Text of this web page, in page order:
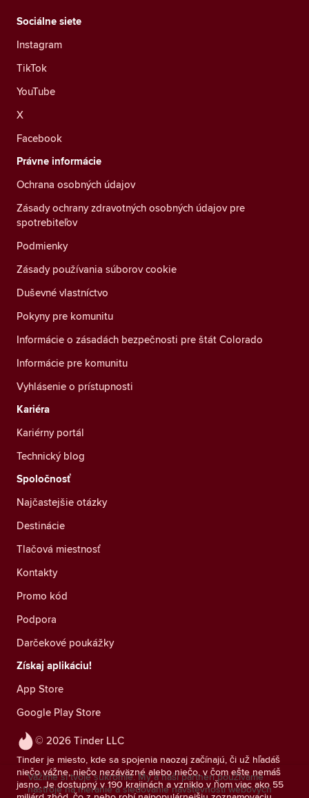
© 2026 Tinder LLC
Tinder je miesto, kde sa spojenia naozaj začínajú, či už hľadáš
niečo vážne, niečo nezáväzné alebo niečo, v čom ešte nemáš
jasno. Je dostupný v 190 krajinách a vzniklo v ňom viac ako 55
Sociálne siete
Instagram
TikTok
YouTube
X
Facebook
Právne informácie
Ochrana osobných údajov
Zásady ochrany zdravotných osobných údajov pre
spotrebiteľov
Podmienky
Zásady používania súborov cookie
Duševné vlastníctvo
Pokyny pre komunitu
Informácie o zásadách bezpečnosti pre štát Colorado
Informácie pre komunitu
Vyhlásenie o prístupnosti
Kariéra
Kariérny portál
Technický blog
Spoločnosť
Najčastejšie otázky
Destinácie
Tlačová miestnosť
Kontakty
Promo kód
Podpora
Darčekové poukážky
Získaj aplikáciu!
App Store
Google Play Store
Vážime si tvoje súkromie. My a naši partneri používame
nástroje na meranie a sledovanie návštevnosti webových